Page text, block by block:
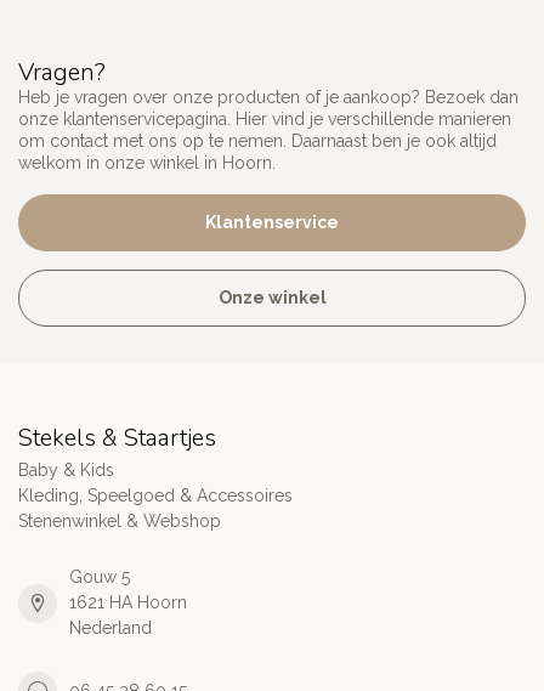
Vragen?
Heb je vragen over onze producten of je aankoop? Bezoek dan
onze klantenservicepagina. Hier vind je verschillende manieren
om contact met ons op te nemen. Daarnaast ben je ook altijd
welkom in onze winkel in Hoorn.
Klantenservice
Onze winkel
Stekels & Staartjes
Baby & Kids
Kleding, Speelgoed & Accessoires
Stenenwinkel & Webshop
Gouw 5
1621 HA Hoorn
Nederland